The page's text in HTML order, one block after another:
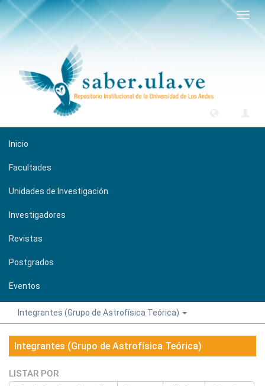
Inicio
Facultades
Unidades de Investigación
Investigadores
Revistas
Postgrados
Eventos
Integrantes (Grupo de Astrofísica Teórica)
Integrantes (Grupo de Astrofísica Teórica)
LISTAR POR